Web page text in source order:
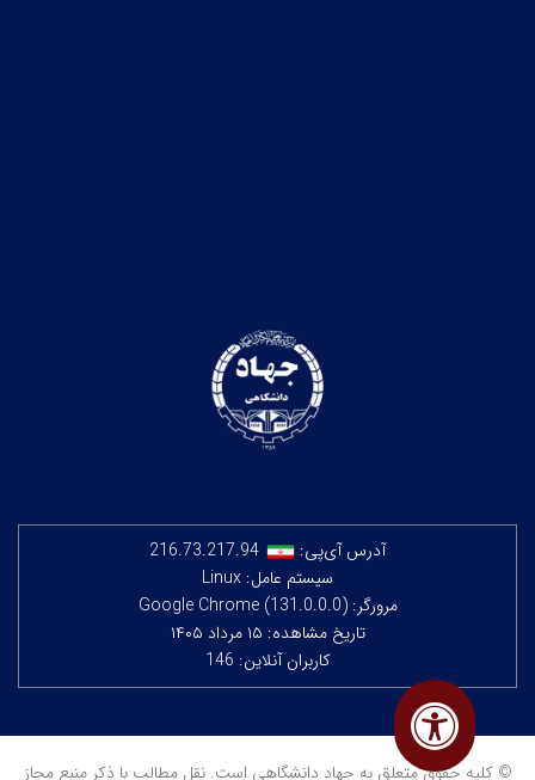
آدرس آی‌پی:
216.73.217.94
سیستم عامل: Linux
مرورگر: Google Chrome (131.0.0.0)
تاریخ مشاهده: ۱۵ مرداد ۱۴۰۵
کاربران آنلاین: 146
© کلیه حقوق متعلق به جهاد دانشگاهی است. نقل مطالب با ذکر منبع مجاز